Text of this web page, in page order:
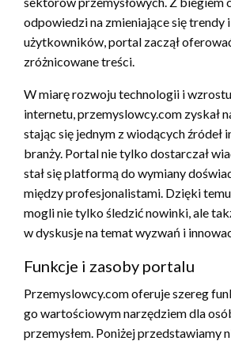
odpowiedzi na zmieniające się trendy
użytkowników, portal zaczął
zróżnicowane treści.
W miarę rozwoju technologii i
internetu, przemyslowcy.com zyskał
stając się jednym z wiodących źródeł
branży. Portal nie tylko dostarczał
stał się platformą do wymiany
między profesjonalistami. Dzięki
mogli nie tylko śledzić nowinki, ale
w dyskusje na temat wyzwań i
Funkcje i zasoby portalu
Przemyslowcy.com oferuje szereg
go wartościowym narzędziem dla
przemysłem. Poniżej przedstawiamy